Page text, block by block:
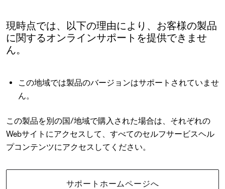
現時点では、以下の理由により、お客様の製品
に関するオンラインサポートを提供できませ
ん。
この地域では製品のバージョンはサポートされていませ
ん。
この製品を別の国/地域で購入された場合は、それぞれの
Webサイトにアクセスして、すべてのセルフサービスヘル
プコンテンツにアクセスしてください。
サポートホームページへ